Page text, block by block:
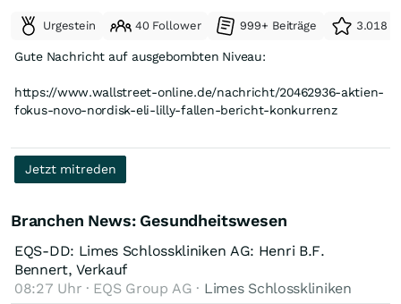
Urgestein 40 Follower 999+ Beiträge 3.018
Gute Nachricht auf ausgebombten Niveau:
https://www.wallstreet-online.de/nachricht/20462936-aktien-
fokus-novo-nordisk-eli-lilly-fallen-bericht-konkurrenz
Jetzt mitreden
Branchen News: Gesundheitswesen
EQS-DD: Limes Schlosskliniken AG: Henri B.F.
Bennert, Verkauf
08:27 Uhr · EQS Group AG · Limes Schlosskliniken